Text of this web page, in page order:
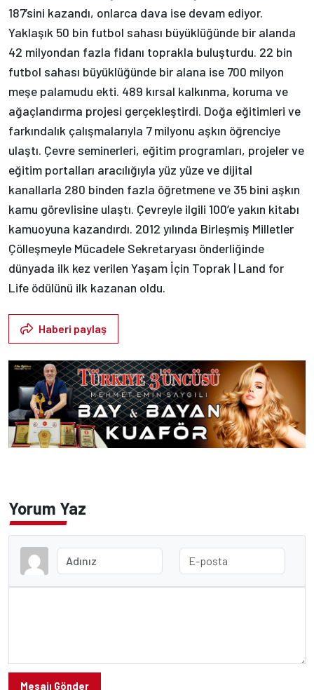
187’sini kazandı, onlarca dava ise devam ediyor.
Yaklaşık 50 bin futbol sahası büyüklüğünde bir alanda
42 milyondan fazla fidanı toprakla buluşturdu. 22 bin
futbol sahası büyüklüğünde bir alana ise 700 milyon
meşe palamudu ekti. 489 kırsal kalkınma, koruma ve
ağaçlandırma projesi gerçekleştirdi. Doğa eğitimleri ve
farkındalık çalışmalarıyla 7 milyonu aşkın öğrenciye
ulaştı. Çevre seminerleri, eğitim programları, projeler ve
eğitim portalları aracılığıyla yüz yüze ve dijital
kanallarla 280 binden fazla öğretmene ve 35 bini aşkın
kamu görevlisine ulaştı. Çevreyle ilgili 100’e yakın kitabı
kamuoyuna kazandırdı. 2012 yılında Birleşmiş Milletler
Çölleşmeyle Mücadele Sekretaryası önderliğinde
dünyada ilk kez verilen Yaşam İçin Toprak | Land for
Life ödülünü ilk kazanan oldu.
Haberi paylaş
Yorum Yaz
Mesajı Gönder